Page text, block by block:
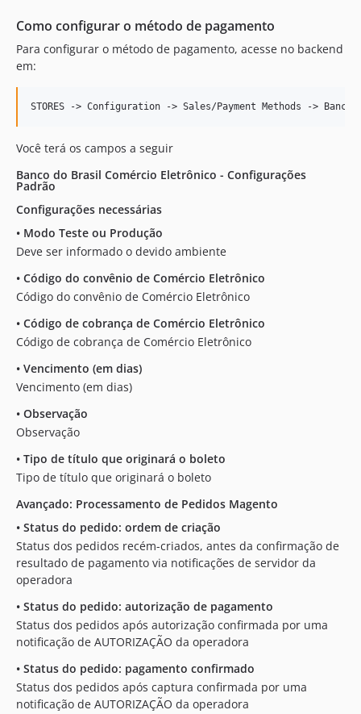
Como configurar o método de pagamento
Para configurar o método de pagamento, acesse no backend
em:
Você terá os campos a seguir
Banco do Brasil Comércio Eletrônico - Configurações
Padrão
Configurações necessárias
• Modo Teste ou Produção
Deve ser informado o devido ambiente
• Código do convênio de Comércio Eletrônico
Código do convênio de Comércio Eletrônico
• Código de cobrança de Comércio Eletrônico
Código de cobrança de Comércio Eletrônico
• Vencimento (em dias)
Vencimento (em dias)
• Observação
Observação
• Tipo de título que originará o boleto
Tipo de título que originará o boleto
Avançado: Processamento de Pedidos Magento
• Status do pedido: ordem de criação
Status dos pedidos recém-criados, antes da confirmação de
resultado de pagamento via notificações de servidor da
operadora
• Status do pedido: autorização de pagamento
Status dos pedidos após autorização confirmada por uma
notificação de AUTORIZAÇÃO da operadora
• Status do pedido: pagamento confirmado
Status dos pedidos após captura confirmada por uma
notificação de AUTORIZAÇÃO da operadora